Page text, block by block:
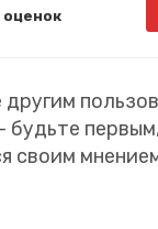
оценок
будьте
своим